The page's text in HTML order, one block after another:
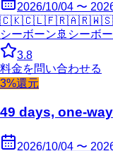
2026/10/04 〜
🇨🇰🇨🇱🇫🇷🇦🇷🇼🇸
シーボーン 🚢 シーボ
3.8
料金を問い合わせる
3%還元
49 days, one-
2026/10/04 〜